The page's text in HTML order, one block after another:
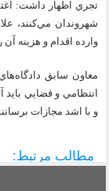
تجري اظهار داشت:
شهروندان مي‌كنند،
وارده اقدام و هزينه آن
معاون سابق
انتظامي و قضايي
و با اشد مجازات
مطالب مرتبط: